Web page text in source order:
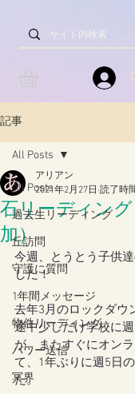
記事
All Posts
過去生リーディング
丘訪問
守護に質問
1年間メッセージ
物件リーディング
パワー送信
冥界
All Posts
石リーディン
加）
アリアン
2021年2月27日 読了時
今週、とうとう子供
した！
去年3月のロックダウ
途中少しだけ学校に
が、またすぐにオン
て、1年ぶりに週5日
た。